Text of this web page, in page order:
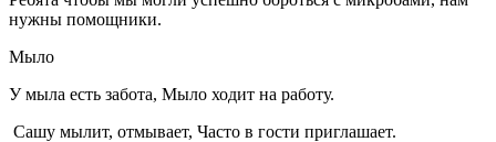
нужны помощники.
Мыло
У мыла есть забота, Мыло ходит на работу.
Сашу мылит, отмывает, Часто в гости приглашает.